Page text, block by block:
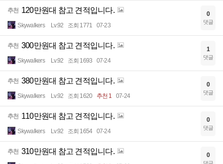
추천 120만원대 참고 견적입니다.
Skywalkers Lv.92 조회 1771 07-23
0
댓글
추천 300만원대 참고 견적입니다.
Skywalkers Lv.92 조회 1693 07-24
1
댓글
추천 380만원대 참고 견적입니다.
Skywalkers Lv.92 조회 1620 추천 1 07-24
0
댓글
추천 110만원대 참고 견적입니다.
Skywalkers Lv.92 조회 1654 07-24
0
댓글
추천 310만원대 참고 견적입니다. 0